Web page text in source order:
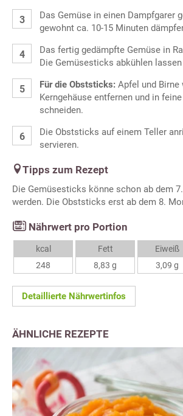
Das Gemüse in einen Dampfgarer
gewohnt ca. 10-15 Minuten
Das fertig gedämpfte Gemüse in
Die Gemüsesticks abkühlen
Für die Obststicks: Apfel und Birne
Kerngehäuse entfernen und in
schneiden.
Die Obststicks auf einem Teller
servieren.
Tipps zum Rezept
Die Gemüsesticks könne schon ab dem
werden. Die Obststicks erst ab dem 8.
Nährwert pro Portion
kcal
248
Fett
8,83 g
Eiweiß
3,09 g
Detaillierte Nährwertinfos
ÄHNLICHE REZEPTE